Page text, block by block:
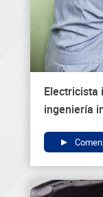
Electricista
ingeniería